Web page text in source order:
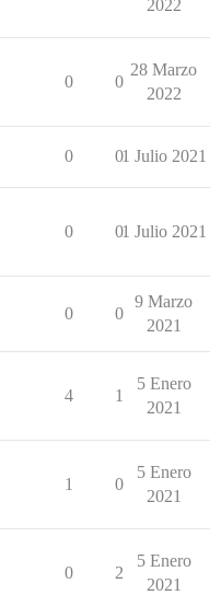
2022
0 0
28 Marzo
2022
0 01 Julio 2021
0 01 Julio 2021
0 0
9 Marzo
2021
4 1
5 Enero
2021
1 0
5 Enero
2021
0 2
5 Enero
2021